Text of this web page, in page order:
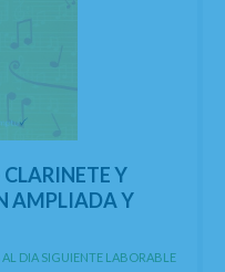
Y
AMPLIADA Y
DIA SIGUIENTE LABORABLE